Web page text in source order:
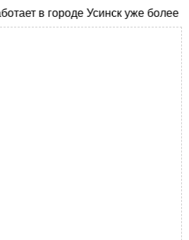
в городе Усинск уже более